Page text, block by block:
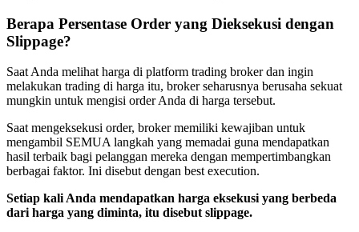
Berapa Persentase Order yang Dieksekusi dengan
Slippage?
Saat Anda melihat harga di platform trading broker dan ingin
melakukan trading di harga itu, broker seharusnya berusaha sekuat
mungkin untuk mengisi order Anda di harga tersebut.
Saat mengeksekusi order, broker memiliki kewajiban untuk
mengambil SEMUA langkah yang memadai guna mendapatkan
hasil terbaik bagi pelanggan mereka dengan mempertimbangkan
berbagai faktor. Ini disebut dengan best execution.
Setiap kali Anda mendapatkan harga eksekusi yang berbeda
dari harga yang diminta, itu disebut slippage.